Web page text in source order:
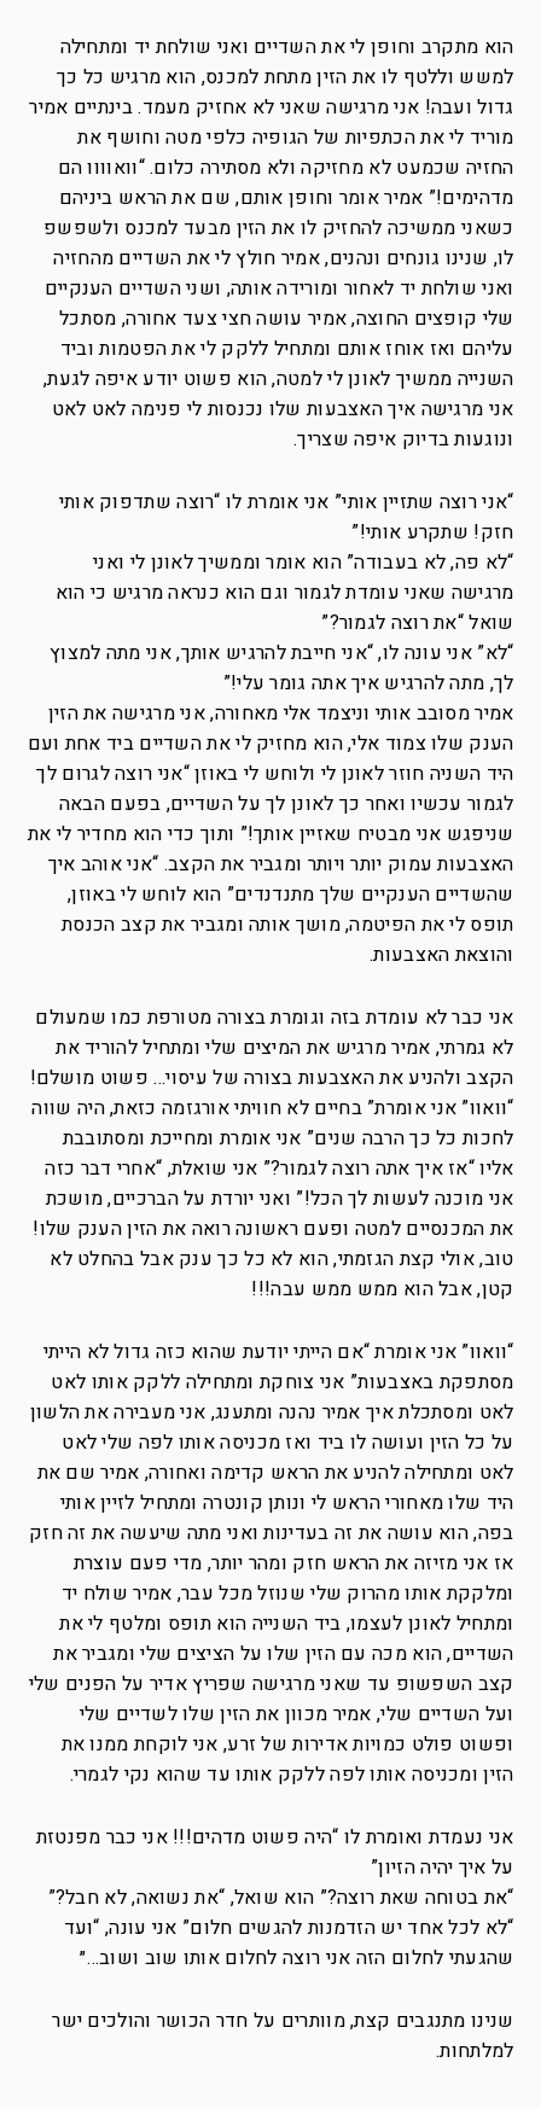
הוא מתקרב וחופן לי את השדיים ואני שולחת יד ומתחילה
למשש וללטף לו את הזין מתחת למכנס, הוא מרגיש כל כך
גדול ועבה! אני מרגישה שאני לא אחזיק מעמד. בינתיים אמיר
מוריד לי את הכתפיות של הגופיה כלפי מטה וחושף את
החזיה שכמעט לא מחזיקה ולא מסתירה כלום. “וואוווו הם
מדהימים!” אמיר אומר וחופן אותם, שם את הראש ביניהם
כשאני ממשיכה להחזיק לו את הזין מבעד למכנס ולשפשפ
לו, שנינו גונחים ונהנים, אמיר חולץ לי את השדיים מהחזיה
ואני שולחת יד לאחור ומורידה אותה, ושני השדיים הענקיים
שלי קופצים החוצה, אמיר עושה חצי צעד אחורה, מסתכל
עליהם ואז אוחז אותם ומתחיל ללקק לי את הפטמות וביד
השנייה ממשיך לאונן לי למטה, הוא פשוט יודע איפה לגעת,
אני מרגישה איך האצבעות שלו נכנסות לי פנימה לאט לאט
ונוגעות בדיוק איפה שצריך.
“אני רוצה שתזיין אותי” אני אומרת לו “רוצה שתדפוק אותי
חזק! שתקרע אותי!”
“לא פה, לא בעבודה” הוא אומר וממשיך לאונן לי ואני
מרגישה שאני עומדת לגמור וגם הוא כנראה מרגיש כי הוא
שואל “את רוצה לגמור?”
“לא” אני עונה לו, “אני חייבת להרגיש אותך, אני מתה למצוץ
לך, מתה להרגיש איך אתה גומר עלי!”
אמיר מסובב אותי וניצמד אלי מאחורה, אני מרגישה את הזין
הענק שלו צמוד אלי, הוא מחזיק לי את השדיים ביד אחת ועם
היד השניה חוזר לאונן לי ולוחש לי באוזן “אני רוצה לגרום לך
לגמור עכשיו ואחר כך לאונן לך על השדיים, בפעם הבאה
שניפגש אני מבטיח שאזיין אותך!” ותוך כדי הוא מחדיר לי את
האצבעות עמוק יותר ויותר ומגביר את הקצב. “אני אוהב איך
שהשדיים הענקיים שלך מתנדנדים” הוא לוחש לי באוזן,
תופס לי את הפיטמה, מושך אותה ומגביר את קצב הכנסת
והוצאת האצבעות.
אני כבר לא עומדת בזה וגומרת בצורה מטורפת כמו שמעולם
לא גמרתי, אמיר מרגיש את המיצים שלי ומתחיל להוריד את
הקצב ולהניע את האצבעות בצורה של עיסוי… פשוט מושלם!
“וואוו” אני אומרת” בחיים לא חוויתי אורגזמה כזאת, היה שווה
לחכות כל כך הרבה שנים” אני אומרת ומחייכת ומסתובבת
אליו “אז איך אתה רוצה לגמור?” אני שואלת, “אחרי דבר כזה
אני מוכנה לעשות לך הכל!” ואני יורדת על הברכיים, מושכת
את המכנסיים למטה ופעם ראשונה רואה את הזין הענק שלו!
טוב, אולי קצת הגזמתי, הוא לא כל כך ענק אבל בהחלט לא
קטן, אבל הוא ממש ממש עבה!!!
“וואוו” אני אומרת “אם הייתי יודעת שהוא כזה גדול לא הייתי
מסתפקת באצבעות” אני צוחקת ומתחילה ללקק אותו לאט
לאט ומסתכלת איך אמיר נהנה ומתענג, אני מעבירה את הלשון
על כל הזין ועושה לו ביד ואז מכניסה אותו לפה שלי לאט
לאט ומתחילה להניע את הראש קדימה ואחורה, אמיר שם את
היד שלו מאחורי הראש לי ונותן קונטרה ומתחיל לזיין אותי
בפה, הוא עושה את זה בעדינות ואני מתה שיעשה את זה חזק
אז אני מזיזה את הראש חזק ומהר יותר, מדי פעם עוצרת
ומלקקת אותו מהרוק שלי שנוזל מכל עבר, אמיר שולח יד
ומתחיל לאונן לעצמו, ביד השנייה הוא תופס ומלטף לי את
השדיים, הוא מכה עם הזין שלו על הציצים שלי ומגביר את
קצב השפשופ עד שאני מרגישה שפריץ אדיר על הפנים שלי
ועל השדיים שלי, אמיר מכוון את הזין שלו לשדיים שלי
ופשוט פולט כמויות אדירות של זרע, אני לוקחת ממנו את
הזין ומכניסה אותו לפה ללקק אותו עד שהוא נקי לגמרי.
אני נעמדת ואומרת לו “היה פשוט מדהים!!! אני כבר מפנטזת
על איך יהיה הזיון”
“את בטוחה שאת רוצה?” הוא שואל, “את נשואה, לא חבל?”
“לא לכל אחד יש הזדמנות להגשים חלום” אני עונה, “ועד
שהגעתי לחלום הזה אני רוצה לחלום אותו שוב ושוב…״
שנינו מתנגבים קצת, מוותרים על חדר הכושר והולכים ישר
למלתחות.